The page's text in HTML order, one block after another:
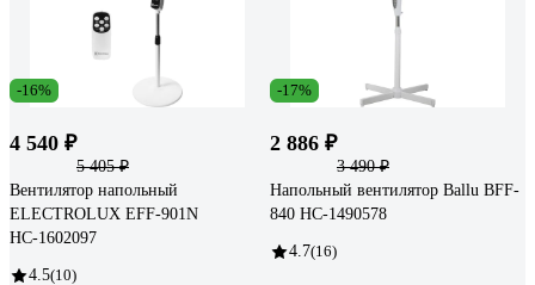
-16%
4 540 ₽
5 405 ₽
Вентилятор напольный
ELECTROLUX EFF-901N
НС-1602097
4.5(10)
-17%
2 886 ₽
3 490 ₽
Напольный вентилятор Ballu BFF-
840 НС-1490578
4.7(16)